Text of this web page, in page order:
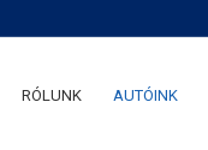
RÓLUNK AUTÓINK